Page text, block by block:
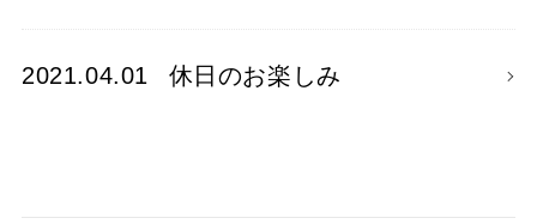
2021.04.01 休日のお楽しみ